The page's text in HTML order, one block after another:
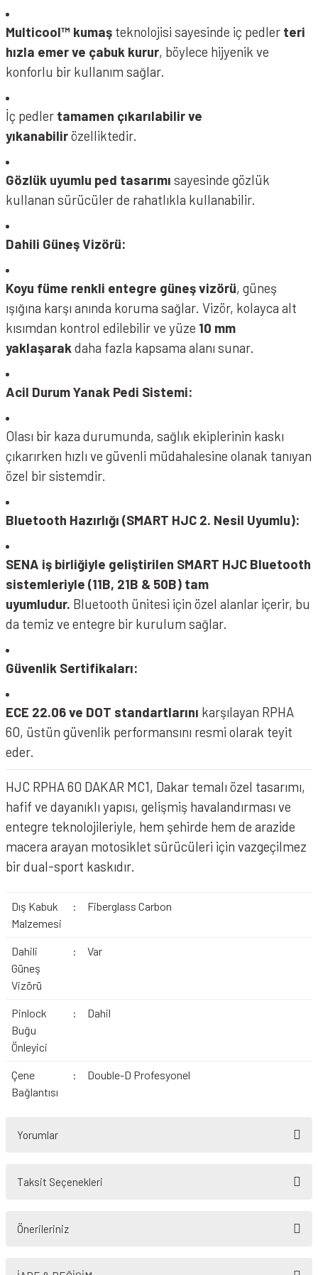
Multicool™ kumaş teknolojisi sayesinde iç pedler teri
hızla emer ve çabuk kurur, böylece hijyenik ve
konforlu bir kullanım sağlar.
İç pedler tamamen çıkarılabilir ve
yıkanabilirözelliktedir.
Gözlük uyumlu ped tasarımı sayesinde gözlük
kullanan sürücüler de rahatlıkla kullanabilir.
Dahili Güneş Vizörü:
Koyu füme renkli entegre güneş vizörü, güneş
ışığına karşı anında koruma sağlar. Vizör, kolayca alt
kısımdan kontrol edilebilir ve yüze 10 mm
yaklaşarak daha fazla kapsama alanı sunar.
Acil Durum Yanak Pedi Sistemi:
Olası bir kaza durumunda, sağlık ekiplerinin kaskı
çıkarırken hızlı ve güvenli müdahalesine olanak tanıyan
özel bir sistemdir.
Bluetooth Hazırlığı (SMART HJC 2. Nesil Uyumlu):
SENA iş birliğiyle geliştirilen SMART HJC Bluetooth
sistemleriyle (11B, 21B & 50B) tam
uyumludur. Bluetooth ünitesi için özel alanlar içerir, bu
da temiz ve entegre bir kurulum sağlar.
Güvenlik Sertifikaları:
ECE 22.06 ve DOT standartlarını karşılayan RPHA
60, üstün güvenlik performansını resmi olarak teyit
eder.
HJC RPHA 60 DAKAR MC1, Dakar temalı özel tasarımı,
hafif ve dayanıklı yapısı, gelişmiş havalandırması ve
entegre teknolojileriyle, hem şehirde hem de arazide
macera arayan motosiklet sürücüleri için vazgeçilmez
bir dual-sport kaskıdır.
Dış Kabuk
Malzemesi
: Fiberglass Carbon
Dahili
Güneş
Vizörü
: Var
Pinlock
Buğu
Önleyici
: Dahil
Çene
Bağlantısı
: Double-D Profesyonel
Yorumlar
Taksit Seçenekleri
Önerileriniz